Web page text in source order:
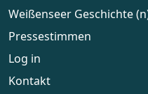
Weißenseer Geschichte
Pressestimmen
Log in
Kontakt